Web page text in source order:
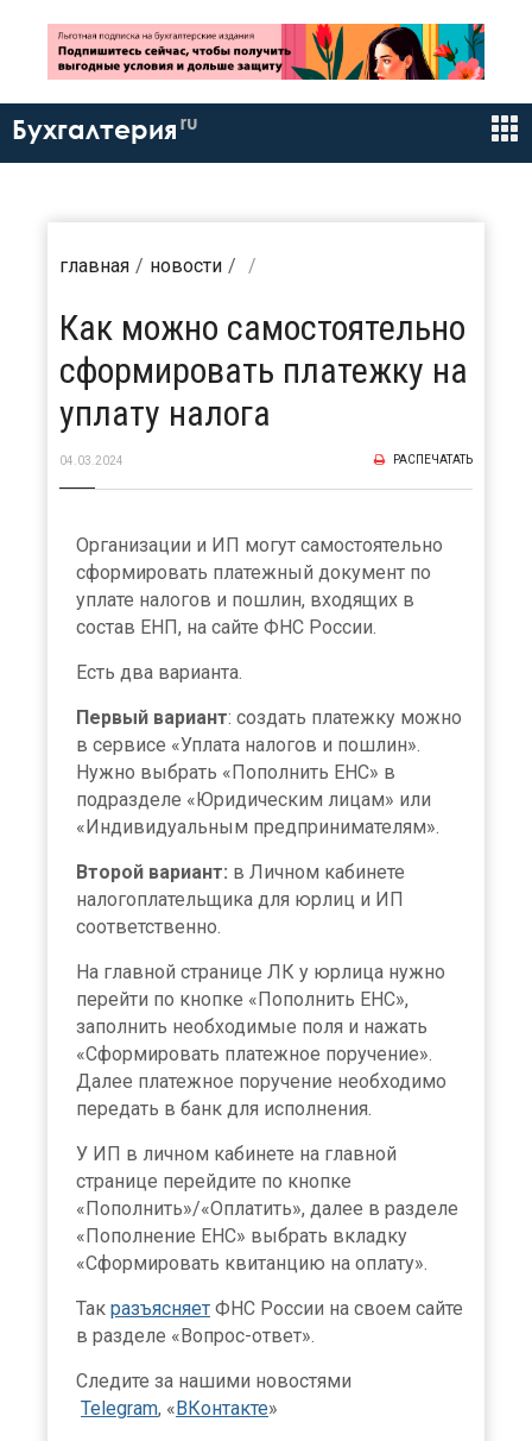
Бухгалтерия ru
главная новости
Как можно самостоятельно
сформировать платежку на
уплату налога
04.03.2024 РАСПЕЧАТАТЬ
Организации и ИП могут самостоятельно
сформировать платежный документ по
уплате налогов и пошлин, входящих в
состав ЕНП, на сайте ФНС России.
Есть два варианта.
Первый вариант: создать платежку можно
в сервисе «Уплата налогов и пошлин».
Нужно выбрать «Пополнить ЕНС» в
подразделе «Юридическим лицам» или
«Индивидуальным предпринимателям».
Второй вариант: в Личном кабинете
налогоплательщика для юрлиц и ИП
соответственно.
На главной странице ЛК у юрлица нужно
перейти по кнопке «Пополнить ЕНС»,
заполнить необходимые поля и нажать
«Сформировать платежное поручение».
Далее платежное поручение необходимо
передать в банк для исполнения.
У ИП в личном кабинете на главной
странице перейдите по кнопке
«Пополнить»/«Оплатить», далее в разделе
«Пополнение ЕНС» выбрать вкладку
«Сформировать квитанцию на оплату».
Так разъясняет ФНС России на своем сайте
в разделе «Вопрос-ответ».
Следите за нашими новостями
Telegram, « ВКонтакте»